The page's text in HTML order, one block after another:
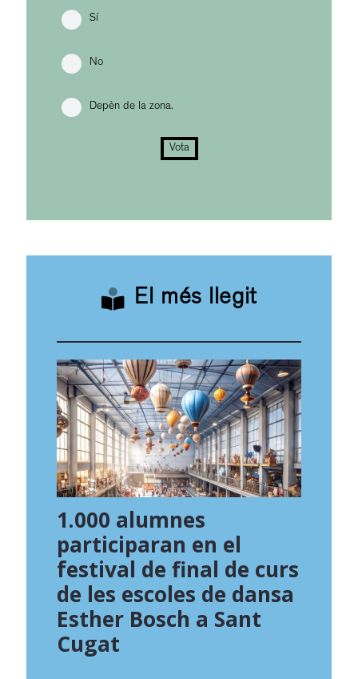
Sí
No
Depèn de la zona.
Vota
El més llegit
1.000 alumnes
participaran en el
festival de final de curs
de les escoles de dansa
Esther Bosch a Sant
Cugat